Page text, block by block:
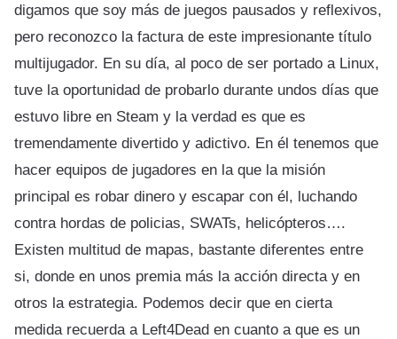
digamos que soy más de juegos pausados y reflexivos,
pero reconozco la factura de este impresionante título
multijugador. En su día, al poco de ser portado a Linux,
tuve la oportunidad de probarlo durante undos días que
estuvo libre en Steam y la verdad es que es
tremendamente divertido y adictivo. En él tenemos que
hacer equipos de jugadores en la que la misión
principal es robar dinero y escapar con él, luchando
contra hordas de policias, SWATs, helicópteros….
Existen multitud de mapas, bastante diferentes entre
si, donde en unos premia más la acción directa y en
otros la estrategia. Podemos decir que en cierta
medida recuerda a Left4Dead en cuanto a que es un